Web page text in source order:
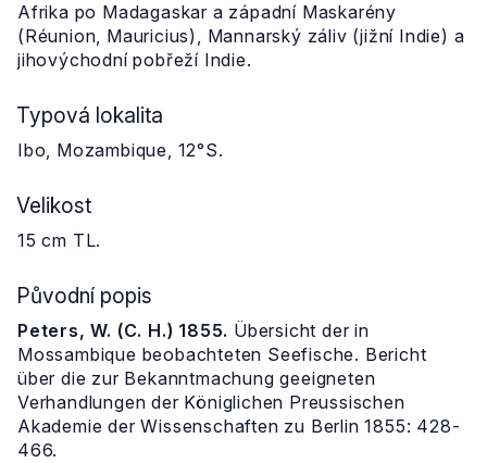
Afrika po Madagaskar a západní Maskarény
(Réunion, Mauricius), Mannarský záliv (jižní Indie) a
jihovýchodní pobřeží Indie.
Typová lokalita
Ibo, Mozambique, 12°S.
Velikost
15 cm TL.
Původní popis
Peters, W. (C. H.) 1855. Übersicht der in
Mossambique beobachteten Seefische. Bericht
über die zur Bekanntmachung geeigneten
Verhandlungen der Königlichen Preussischen
Akademie der Wissenschaften zu Berlin 1855: 428-
466.